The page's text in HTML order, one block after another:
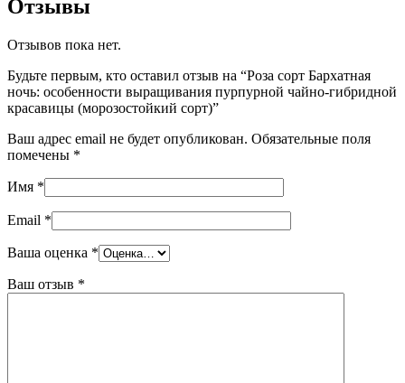
Отзывы
Отзывов пока нет.
Будьте первым, кто оставил отзыв на “Роза сорт Бархатная
ночь: особенности выращивания пурпурной чайно-гибридной
красавицы (морозостойкий сорт)”
Ваш адрес email не будет опубликован. Обязательные поля
помечены *
Имя *
Email *
Ваша оценка *
Ваш отзыв *